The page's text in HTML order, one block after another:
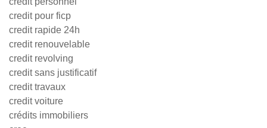
credit pour ficp
credit rapide 24h
credit renouvelable
credit revolving
credit sans justificatif
credit travaux
credit voiture
crédits immobiliers